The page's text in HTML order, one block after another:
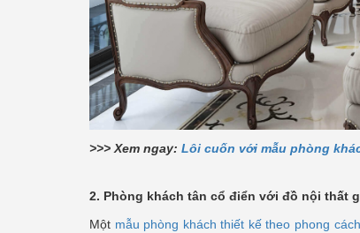
>>> Xem ngay: Lôi cuốn với mẫu phòng
2. Phòng khách tân cổ điển với đồ nội thất
Một mẫu phòng khách thiết kế theo phong